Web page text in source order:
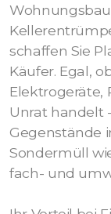
schaffen Sie
Käufer. Egal,
Elektrogeräte,
Unrat handelt
Gegenstände
Sondermüll
fach- und